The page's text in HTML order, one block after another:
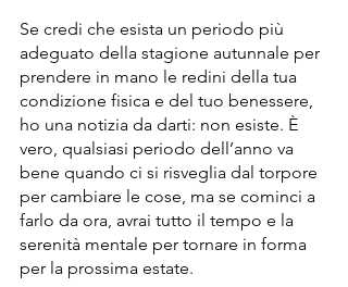
Se credi che esista un periodo più
adeguato della stagione autunnale per
prendere in mano le redini della tua
condizione fisica e del tuo benessere,
ho una notizia da darti: non esiste. È
vero, qualsiasi periodo dell’anno va
bene quando ci si risveglia dal torpore
per cambiare le cose, ma se cominci a
farlo da ora, avrai tutto il tempo e la
serenità mentale per tornare in forma
per la prossima estate.